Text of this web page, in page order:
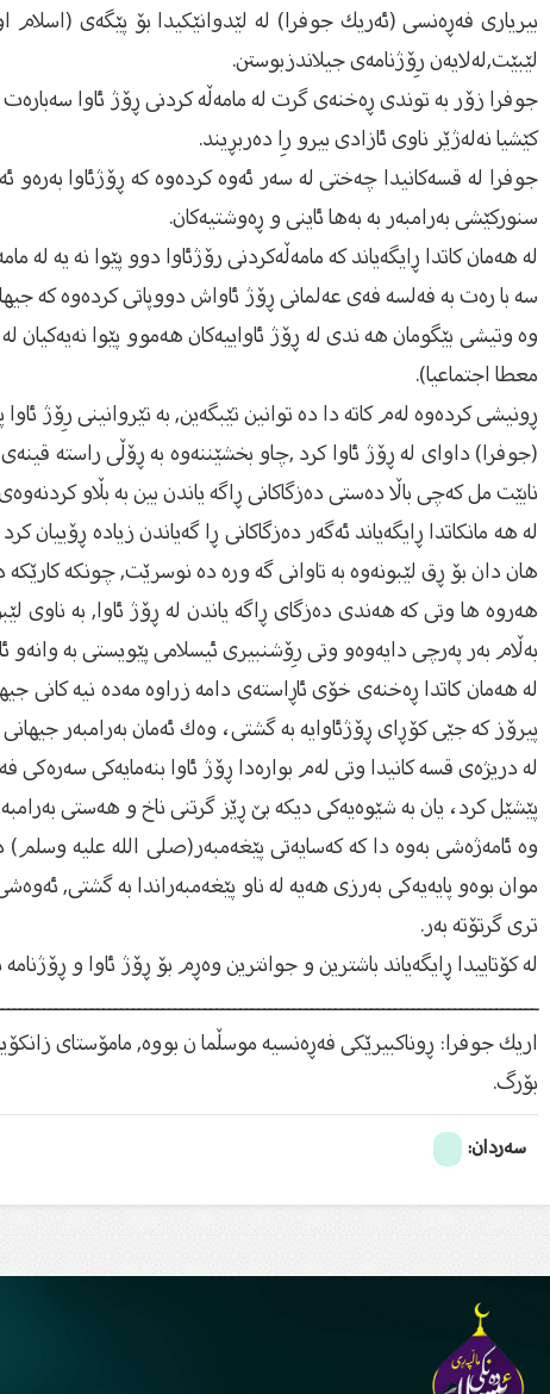
بیریارى فه‌ڕه‌نسى (ئه‌ریك جوفرا) له‌ لێدوانێكیدا بۆ پێگه‌ى
لێبێت,له‌لایه‌ن رِۆژنامه‌ى جیلاندزبوستن.
جوفرا زۆر به‌ توندى ڕه‌خنه‌ى گرت له‌ مامه‌ڵه‌ كردنى ڕۆژ ئاوا
كێشیا نه‌له‌ژێر ناوى ئازادى بیرو رِا ده‌ربڕیند.
جوفرا له‌ قسه‌كانیدا چه‌ختی له‌ سه‌ر ئه‌وه‌ كرده‌وه‌ كه‌ ڕۆژئاوا
سنوركێشی به‌رامبه‌ر به‌ به‌ها ئاینی و ڕه‌وشتیه‌كان.
له‌ هه‌مان كاتدا ڕایگه‌یاند كه‌ مامه‌ڵه‌كردنی رۆژئاوا دوو پێوا نه‌ یه‌
سه‌ با ره‌ت به‌ فه‌لسه‌ فه‌ى عه‌لمانى ڕۆژ ئاواش دووپاتى كرده‌وه‌ كه‌
وه‌ وتیشى بێگومان هه‌ ندى له‌ ڕۆژ ئاواییه‌كان هه‌موو پێوا
معطا اجتماعیا).
ڕونیشى كرده‌وه‌ له‌م كاته‌ دا ده‌ توانین تێبگه‌ین, به‌ تێروانینى رِۆژ
(جوفرا) داواى له‌ ڕۆژ ئاوا كرد ,چاو بخشێننه‌وه‌ به‌ ڕۆڵى راسته‌
نابێت مل كه‌چى باڵا ده‌ستى ده‌زگاكانى ڕاگه‌ یاندن بین به‌ بڵاو
له‌ هه‌ مانكاتدا ڕایگه‌یاند ئه‌گه‌ر ده‌زگاكانى ڕا گه‌یاندن زیاده‌
هان دان بۆ ڕق لێبونه‌وه‌ به‌ تاوانى گه‌ وره‌ ده‌ نوسرێت, چونكه‌ كارێكه‌
هه‌روه‌ ها وتى كه‌ هه‌ندى ده‌زگاى ڕاگه‌ یاندن له‌ ڕۆژ ئاوا, به‌ ناوى
به‌ڵام به‌ر په‌رچى دایه‌وه‌و وتى رِۆشنبیرى ئیسلامى پێویستى به‌
له‌ هه‌مان كاتدا ڕه‌خنه‌ى خۆى ئاڕاسته‌ى دامه‌ زراوه‌ مه‌ده‌ نیه‌
پیرۆز كه‌ جێی كۆڕای ڕۆژئاوایه‌ به‌ گشتی، وه‌ك ئه‌مان به‌رامبه‌ر
له‌ دریژه‌ى قسه‌ كانیدا وتى له‌م بواره‌دا ڕۆژ ئاوا بنه‌مایه‌كی
پێشێل كرد، یان به‌ شێوه‌یه‌كی دیكه‌ بێ ڕێز گرتنی ناخ و هه‌ستی
وه‌ ئامه‌ژه‌شى به‌وه‌ دا كه‌ كه‌سایه‌تى پێغه‌مبه‌ر(صلى الله عليه
موان بوه‌و پایه‌یه‌كى به‌رزى هه‌یه‌‌ له‌ ناو پێغه‌مبه‌راندا به‌ گشتى,
ترى گرتۆته‌ به‌ر.
له‌ كۆتاییدا ڕایگه‌یاند باشترین و جوانترین وه‌ڕم بۆ ڕۆژ ئاوا و
اریك جوفرا: ڕوناكبیرێكى فه‌ڕه‌نسیه‌ موسڵما ن بووه‌, مامۆستاى
بۆرگ.
سەردان: